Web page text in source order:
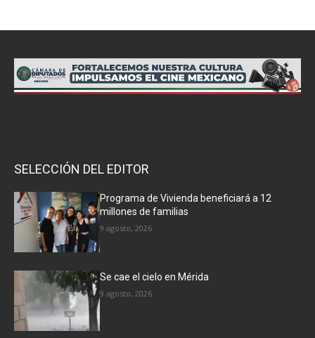
SELECCIÓN DEL EDITOR
Programa de Vivienda beneficiará a 12
millones de familias
9 agosto, 2026
Se cae el cielo en Mérida
9 agosto, 2026